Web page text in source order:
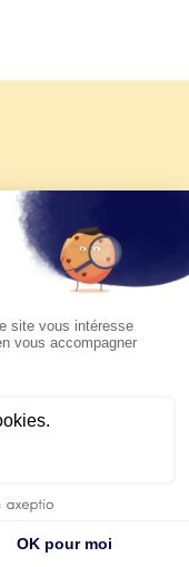
2026 de KTO
pape Léon
sur KTO le
Argentine et
2026
légales